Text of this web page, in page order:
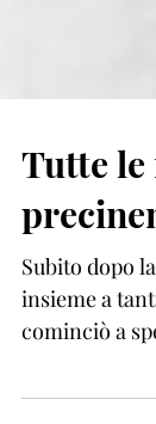
Tutte le
Subito dopo
cominciò a